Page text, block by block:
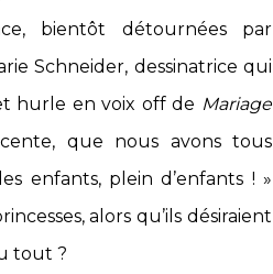
bientôt détournées par
Schneider, dessinatrice qui
hurle en voix off de Mariage
que nous avons tous
enfants, plein d’enfants ! »
alors qu’ils désiraient
tout ?